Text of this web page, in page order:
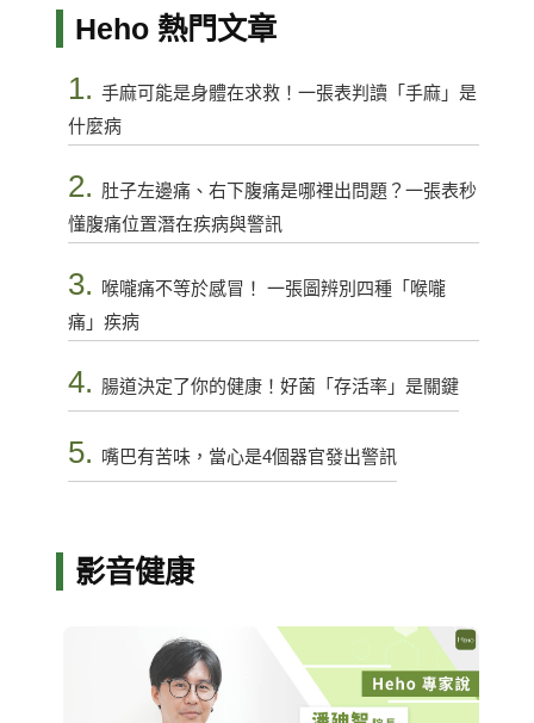
Heho 熱門文章
1. 手麻可能是身體在求救！一張表判讀「手麻」是
什麼病
2. 肚子左邊痛、右下腹痛是哪裡出問題？一張表秒
懂腹痛位置潛在疾病與警訊
3.
喉嚨痛不等於感冒！ 一張圖辨別四種「喉嚨
痛」疾病
4. 腸道決定了你的健康！好菌「存活率」是關鍵
5. 嘴巴有苦味，當心是4個器官發出警訊
影音健康